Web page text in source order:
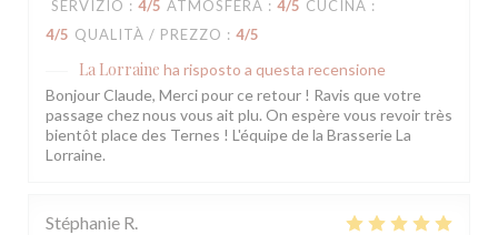
SERVIZIO : 4/5 ATMOSFERA : 4/5 CUCINA :
4/5 QUALITÀ / PREZZO : 4/5
La Lorraine ha risposto a questa recensione
Bonjour Claude, Merci pour ce retour ! Ravis que votre
passage chez nous vous ait plu. On espère vous revoir très
bientôt place des Ternes ! L'équipe de la Brasserie La
Lorraine.
Stéphanie R